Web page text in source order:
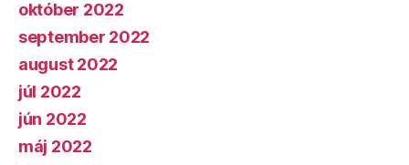
október 2022
september 2022
august 2022
júl 2022
jún 2022
máj 2022